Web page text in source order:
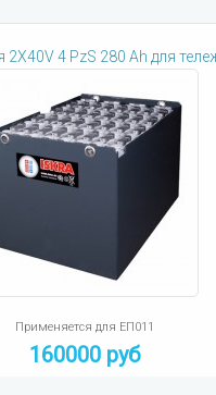
2X40V 4 PzS 280 Ah для
Применяется для ЕП011
160000 руб